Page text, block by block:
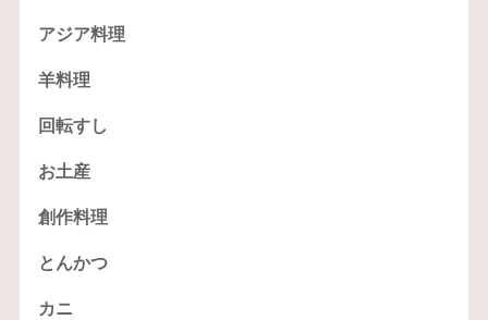
アジア料理
羊料理
回転すし
お土産
創作料理
とんかつ
カニ